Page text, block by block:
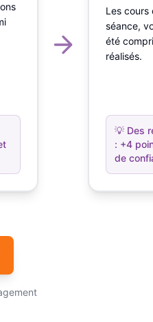
Les cours
séance,
été
réalisés.
💡 Des
: +4
de